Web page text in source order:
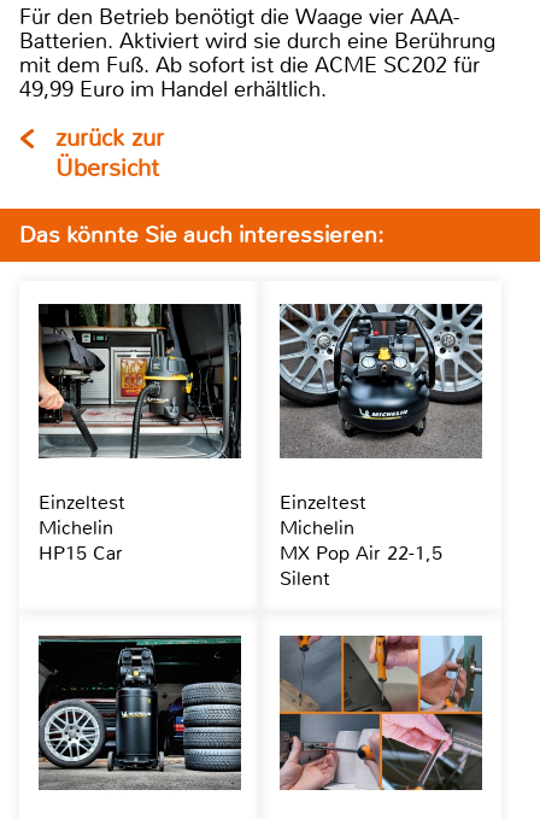
Für den Betrieb benötigt die Waage vier AAA-
Batterien. Aktiviert wird sie durch eine Berührung
mit dem Fuß. Ab sofort ist die ACME SC202 für
49,99 Euro im Handel erhältlich.
zurück zur
Übersicht
Das könnte Sie auch interessieren:
Einzeltest
Michelin
HP15 Car
Einzeltest
Michelin
MX Pop Air 22-1,5
Silent